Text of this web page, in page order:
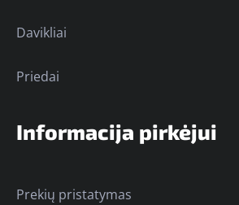
Davikliai
Priedai
Informacija pirkėjui
Prekių pristatymas